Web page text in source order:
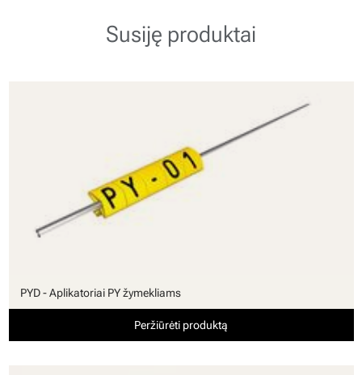
Susiję produktai
PYD - Aplikatoriai PY žymekliams
Peržiūrėti produktą